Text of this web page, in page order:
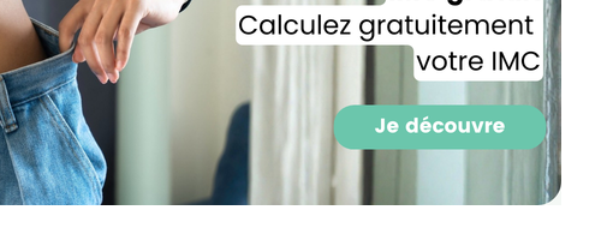
Je consens à ce que la société
Prisma Players analyse le taux
des courriels pour mesurer et
performances des campagnes.
pourrons savoir si vous ouvrez les
l'heure à laquelle vous le faites
des informations sur le terminal
utilisez. Pour en savoir plus sur ces
voir notre
politique de